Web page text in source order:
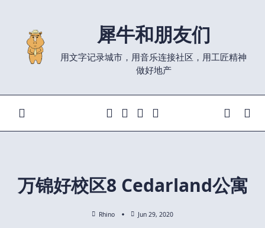
content
犀牛和朋友们
用文字记录城市，用音乐连接社区，用工匠精神
做好地产
万锦好校区8 Cedarland公寓
Rhino Jun 29, 2020